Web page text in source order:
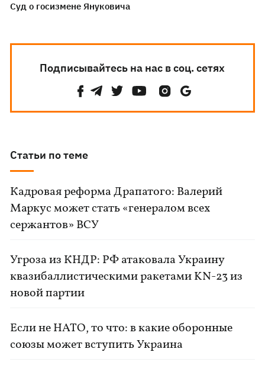
Суд о госизмене Януковича
Подписывайтесь на нас в соц. сетях
Статьи по теме
Кадровая реформа Драпатого: Валерий
Маркус может стать «генералом всех
сержантов» ВСУ
Угроза из КНДР: РФ атаковала Украину
квазибаллистическими ракетами KN-23 из
новой партии
Если не НАТО, то что: в какие оборонные
союзы может вступить Украина